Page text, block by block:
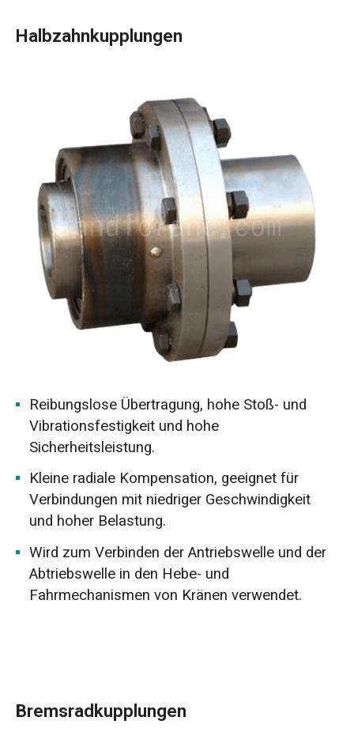
Halbzahnkupplungen
Reibungslose Übertragung, hohe Stoß- und
Vibrationsfestigkeit und hohe
Sicherheitsleistung.
Kleine radiale Kompensation, geeignet für
Verbindungen mit niedriger Geschwindigkeit
und hoher Belastung.
Wird zum Verbinden der Antriebswelle und der
Abtriebswelle in den Hebe- und
Fahrmechanismen von Kränen verwendet.
Bremsradkupplungen